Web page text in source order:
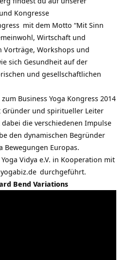
Kongresse
mit dem Motto “Mit Sinn
Wirtschaft und
Vorträge, Workshops und
sich Gesundheit auf der
und gesellschaftlichen
Business Yoga Kongress 2014
Gründer und spiritueller Leiter
die verschiedenen Impulse
den dynamischen Begründer
Bewegungen Europas.
Vidya e.V. in Kooperation mit
durchgeführt.
Bend Variations